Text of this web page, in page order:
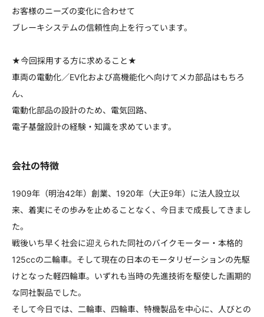
お客様のニーズの変化に合わせて
ブレーキシステムの信頼性向上を行っています。
★今回採用する方に求めること★
車両の電動化／EV化および高機能化へ向けてメカ部品はもちろ
ん、
電動化部品の設計のため、電気回路、
電子基盤設計の経験・知識を求めています。
会社の特徴
1909年（明治42年）創業、1920年（大正9年）に法人設立以
来、着実にその歩みを止めることなく、今日まで成長してきまし
た。
戦後いち早く社会に迎えられた同社のバイクモーター・本格的
125ccの二輪車。そして現在の日本のモータリゼーションの先駆
けとなった軽四輪車。いずれも当時の先進技術を駆使した画期的
な同社製品でした。
そして今日では、二輪車、四輪車、特機製品を中心に、人びとの